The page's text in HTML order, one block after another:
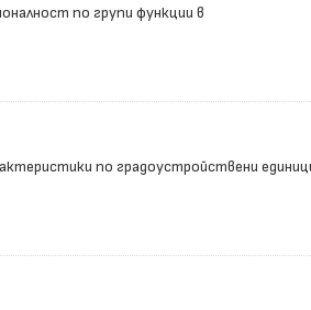
по групи функции в
по градоустройствени